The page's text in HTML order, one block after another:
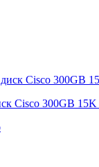
Cisco 300GB 15K